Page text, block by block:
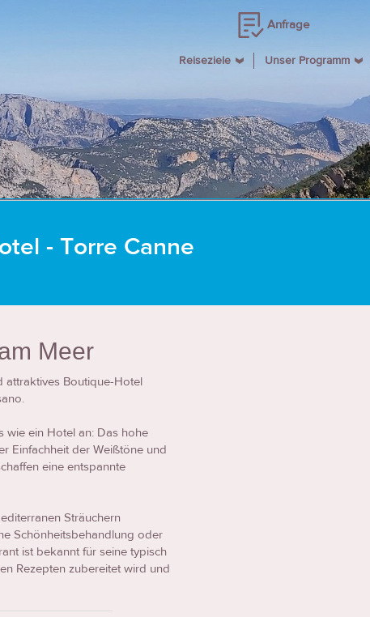
Anfrage
Reiseziele Unser Programm
- Torre Canne
Meer
attraktives Boutique-Hotel
wie ein Hotel an: Das hohe
Einfachheit der Weißtöne und
eine entspannte
Sträuchern
Schönheitsbehandlung oder
ist bekannt für seine typisch
Rezepten zubereitet wird und